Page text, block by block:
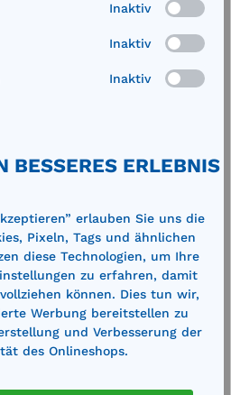
ME-W2
Inaktiv
Inaktiv
Inaktiv
BESSERES ERLEBNIS
erlauben Sie uns die
Pixeln, Tags und ähnlichen
diese Technologien, um Ihre
zu erfahren, damit
können. Dies tun wir,
Werbung bereitstellen zu
und Verbesserung der
des Onlineshops.